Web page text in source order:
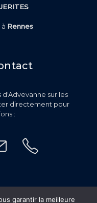
Rennes
sur les
directement pour
:
garantir la meilleure